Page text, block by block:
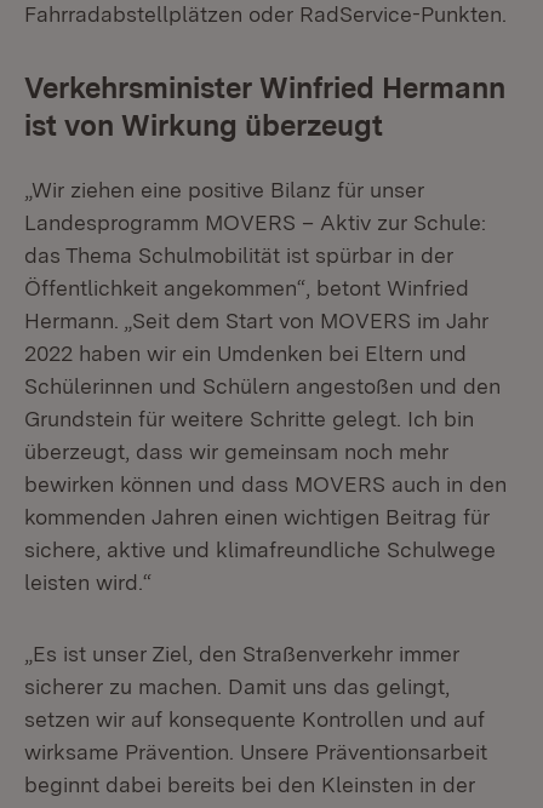
Fahrradabstellplätzen oder RadService-Punkten.
Verkehrsminister Winfried Hermann
ist von Wirkung überzeugt
„Wir ziehen eine positive Bilanz für unser
Landesprogramm MOVERS – Aktiv zur Schule:
das Thema Schulmobilität ist spürbar in der
Öffentlichkeit angekommen“, betont Winfried
Hermann. „Seit dem Start von MOVERS im Jahr
2022 haben wir ein Umdenken bei Eltern und
Schülerinnen und Schülern angestoßen und den
Grundstein für weitere Schritte gelegt. Ich bin
überzeugt, dass wir gemeinsam noch mehr
bewirken können und dass MOVERS auch in den
kommenden Jahren einen wichtigen Beitrag für
sichere, aktive und klimafreundliche Schulwege
leisten wird.“
„Es ist unser Ziel, den Straßenverkehr immer
sicherer zu machen. Damit uns das gelingt,
setzen wir auf konsequente Kontrollen und auf
wirksame Prävention. Unsere Präventionsarbeit
beginnt dabei bereits bei den Kleinsten in der